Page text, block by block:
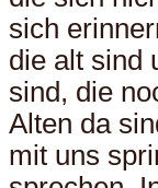
sich
die alt sind
sind, die
Alten da
mit uns